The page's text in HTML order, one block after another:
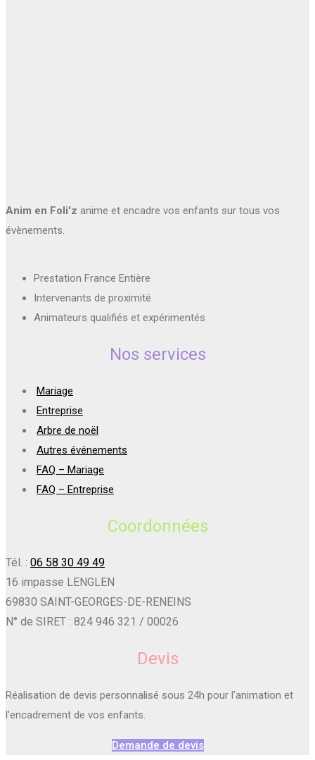
Anim en Foli'z anime et encadre vos enfants sur tous vos
évènements.
Prestation France Entière
Intervenants de proximité
Animateurs qualifiés et expérimentés
Nos services
Mariage
Entreprise
Arbre de noël
Autres événements
FAQ – Mariage
FAQ – Entreprise
Coordonnées
Tél. : 06 58 30 49 49
16 impasse LENGLEN
69830 SAINT-GEORGES-DE-RENEINS
N° de SIRET : 824 946 321 / 00026
Devis
Réalisation de devis personnalisé sous 24h pour l’animation et
l’encadrement de vos enfants.
Demande de devis